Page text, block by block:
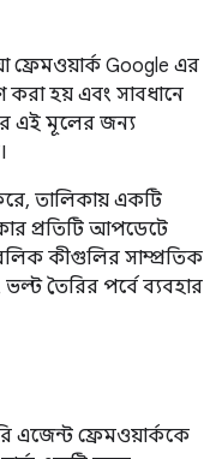
Google এর
করা হয় এবং সাবধানে
এই মূলের জন্য
তালিকায় একটি
প্রতিটি আপডেটে
কীগুলির সাম্প্রতিক
তৈরির পর্বে ব্যবহার
এজেন্ট ফ্রেমওয়ার্ককে